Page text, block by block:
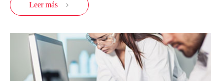
Leer más 